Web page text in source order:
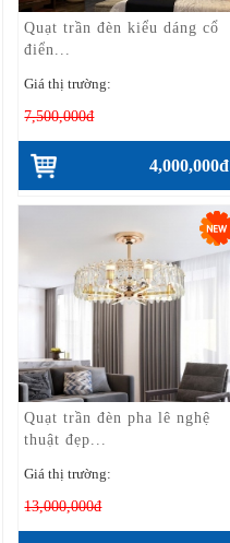
Quạt trần đèn kiểu dáng cổ
điển...
Giá thị trường:
7,500,000đ
4,000,000đ
Quạt trần đèn pha lê nghệ
thuật đẹp...
Giá thị trường:
13,000,000đ